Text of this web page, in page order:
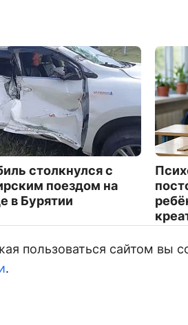
столкнулся с
поездом на
в Бурятии
пользоваться сайтом вы
.